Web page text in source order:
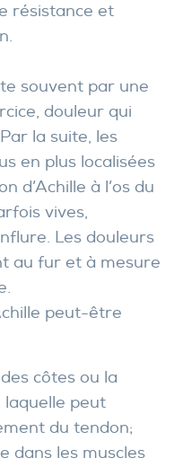
résistance et
souvent par une
douleur qui
la suite, les
en plus localisées
d’Achille à l’os du
vives,
Les douleurs
au fur et à mesure
peut-être
côtes ou la
laquelle peut
du tendon;
dans les muscles